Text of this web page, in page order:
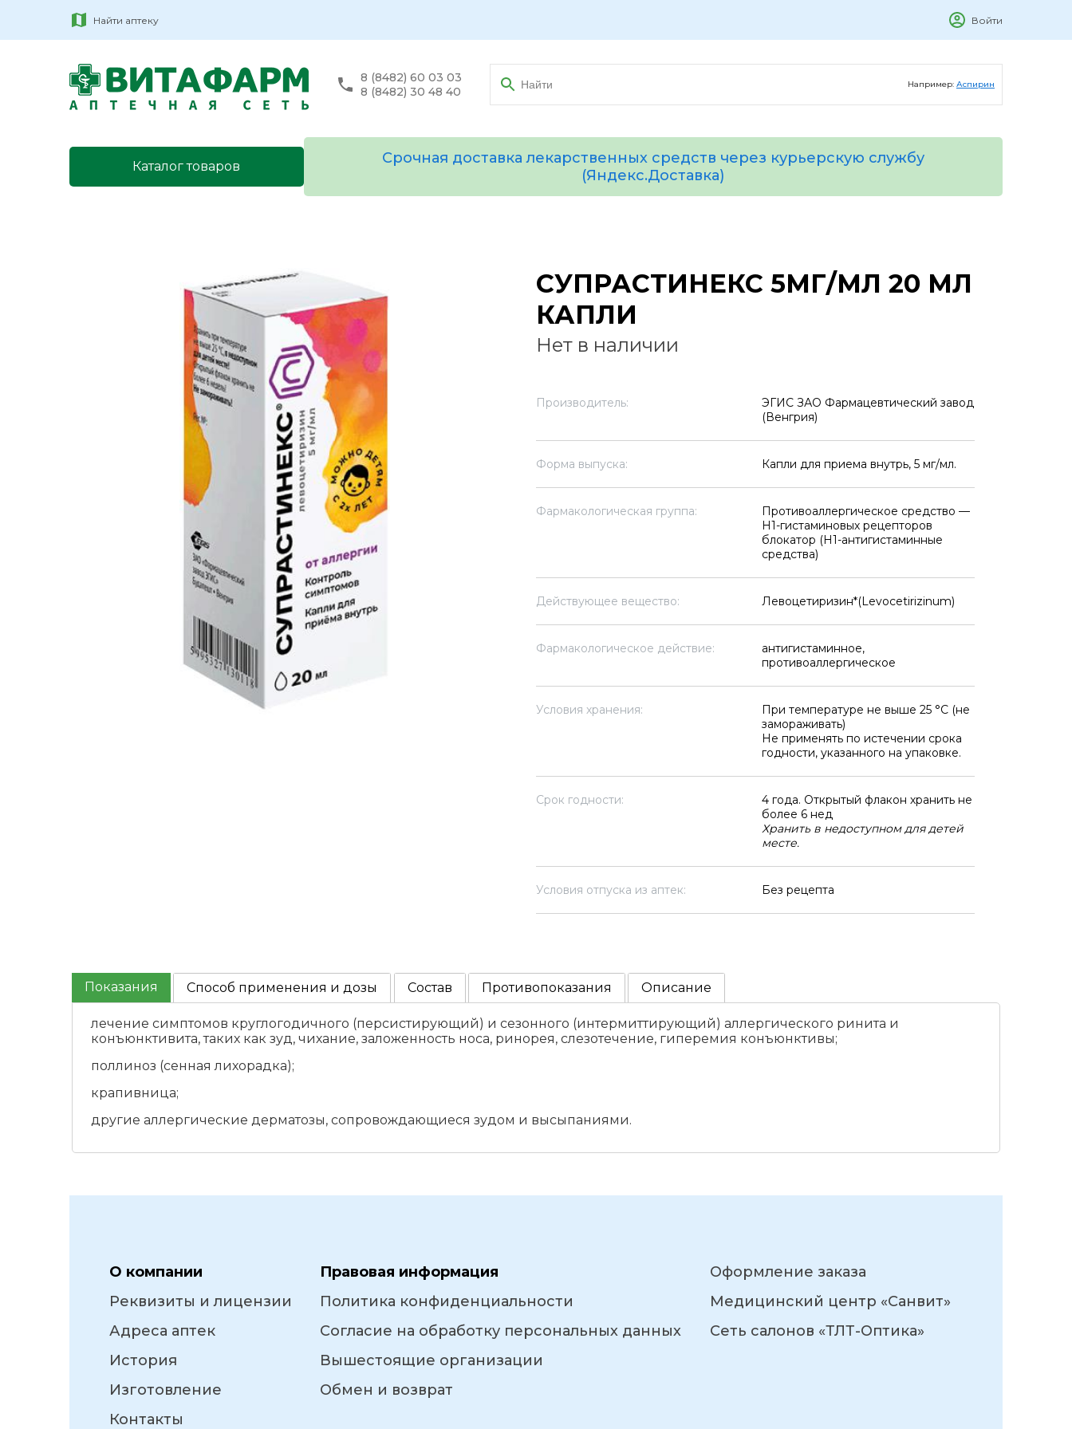
Найти аптеку Войти
8 (8482) 60 03 03
8 (8482) 30 48 40
Например: Аспирин
Каталог товаров
Срочная доставка лекарственных средств через курьерскую службу
(Яндекс.Доставка)
СУПРАСТИНЕКС 5МГ/МЛ 20 МЛ
КАПЛИ
Нет в наличии
Производитель:
ЭГИС ЗАО Фармацевтический завод
(Венгрия)
Форма выпуска: Капли для приема внутрь, 5 мг/мл.
Фармакологическая группа:
Противоаллергическое средство —
H1-гистаминовых рецепторов
блокатор (H1-антигистаминные
средства)
Действующее вещество: Левоцетиризин*(Levocetirizinum)
Фармакологическое действие:
антигистаминное,
противоаллергическое
Условия хранения:
При температуре не выше 25 °C (не
замораживать)
Не применять по истечении срока
годности, указанного на упаковке.
Срок годности:
4 года. Открытый флакон хранить не
более 6 нед
Хранить в недоступном для детей
месте.
Условия отпуска из аптек: Без рецепта
Показания Способ применения и дозы Состав Противопоказания Описание
лечение симптомов круглогодичного (персистирующий) и сезонного (интермиттирующий) аллергического ринита и
конъюнктивита, таких как зуд, чихание, заложенность носа, ринорея, слезотечение, гиперемия конъюнктивы;
поллиноз (сенная лихорадка);
крапивница;
другие аллергические дерматозы, сопровождающиеся зудом и высыпаниями.
О компании
Реквизиты и лицензии
Адреса аптек
История
Изготовление
Контакты
Правовая информация
Политика конфиденциальности
Согласие на обработку персональных данных
Вышестоящие организации
Обмен и возврат
Оформление заказа
Медицинский центр «Санвит»
Сеть салонов «ТЛТ-Оптика»